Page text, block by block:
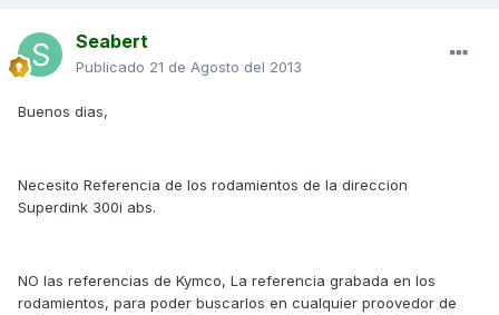
Seabert
Publicado 21 de Agosto del 2013
Buenos dias,
Necesito Referencia de los rodamientos de la direccion
Superdink 300i abs.
NO las referencias de Kymco, La referencia grabada en los
rodamientos, para poder buscarlos en cualquier proovedor de